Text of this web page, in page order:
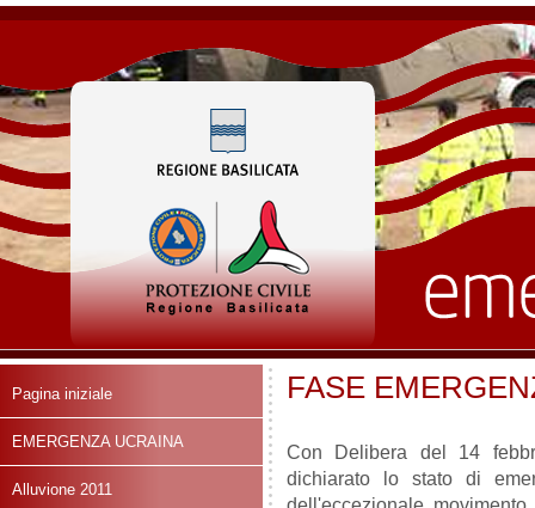
Pagina iniziale
EMERGENZA UCRAINA
Alluvione 2011
FASE
Con Delibera del 14
dichiarato lo stato di